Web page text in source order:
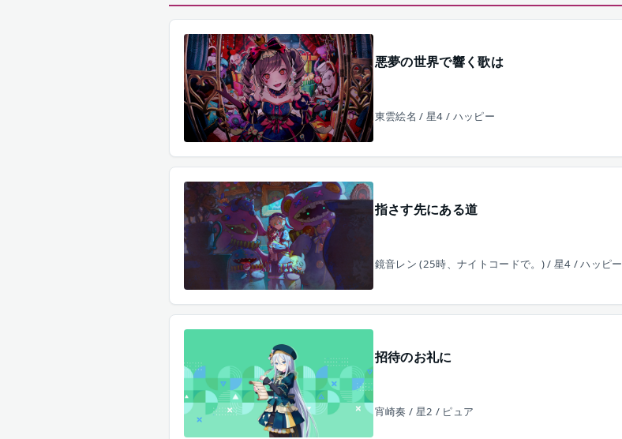
悪夢の世界で響く歌は
東雲絵名 / 星4 / ハッピー
指さす先にある道
鏡音レン (25時、ナイトコードで。) / 星4 / ハッピー
招待のお礼に
宵崎奏 / 星2 / ピュア